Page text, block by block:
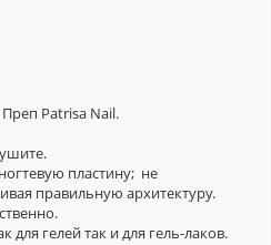
Patrisa Nail.
пластину; не
правильную архитектуру.
гелей так и для гель-лаков.